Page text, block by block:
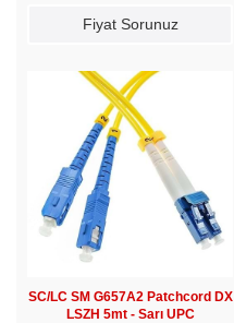
Fiyat Sorunuz
SC/LC SM G657A2 Patchcord DX
LSZH 5mt - Sarı UPC